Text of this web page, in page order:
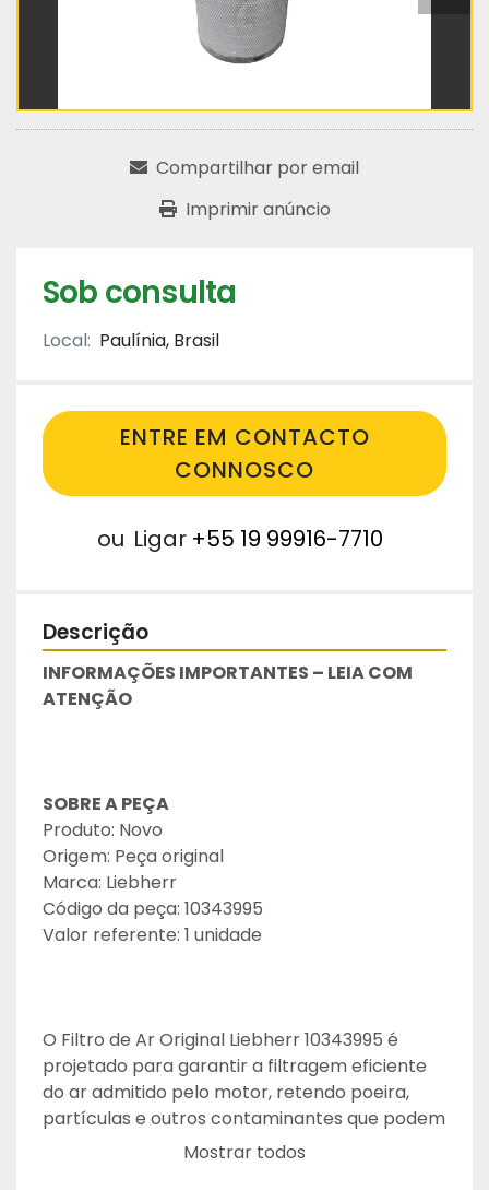
Compartilhar por email
Imprimir anúncio
Sob consulta
Local: Paulínia, Brasil
ENTRE EM CONTACTO
CONNOSCO
ou Ligar +55 19 99916-7710
Descrição
INFORMAÇÕES IMPORTANTES – LEIA COM
ATENÇÃO
SOBRE A PEÇA
Produto: Novo
Origem: Peça original
Marca: Liebherr
Código da peça: 10343995
Valor referente: 1 unidade
O Filtro de Ar Original Liebherr 10343995 é
projetado para garantir a filtragem eficiente
do ar admitido pelo motor, retendo poeira,
partículas e outros contaminantes que podem
causar desgaste prematuro e comprometer o
Mostrar todos